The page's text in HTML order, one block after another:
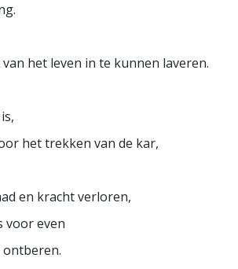
het leven in te kunnen laveren.
het trekken van de kar,
en kracht verloren,
voor even
ontberen.